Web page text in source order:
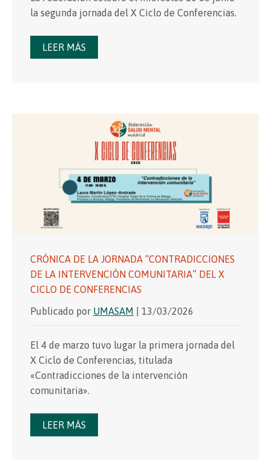
la segunda jornada del X Ciclo de Conferencias.
LEER MÁS
CRÓNICA DE LA JORNADA “CONTRADICCIONES
DE LA INTERVENCIÓN COMUNITARIA” DEL X
CICLO DE CONFERENCIAS
Publicado por UMASAM | 13/03/2026
El 4 de marzo tuvo lugar la primera jornada del
X Ciclo de Conferencias, titulada
«Contradicciones de la intervención
comunitaria».
LEER MÁS